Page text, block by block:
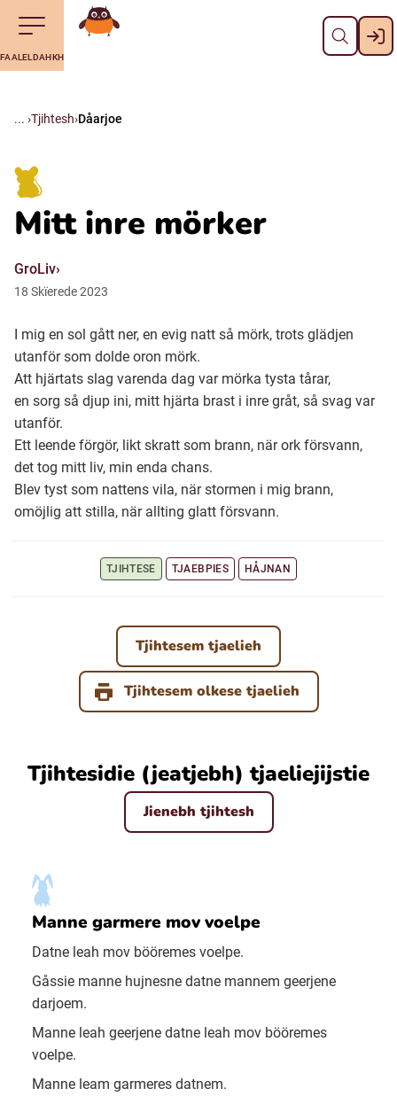
Till navigering av sidans innehåll
Till övergripande innehåll för webbplatsen Dahph
Svenska
Suomi (Finska)
Julevsámegiella (Lulesamiska)
Davvisámegiella (Nordsamiska)
Bidumsámegiella (Pitesamiska)
Ubmejesámiengiälla (Umesamiska)
Kaale (Romska)
Kelderash (Romska)
FAALELDAHKH
Aalkoebealan
Tjihtesh Dåarjoe
Mitt inre mörker
GroLiv
18 Skïerede2023
I mig en sol gått ner, en evig natt så mörk, trots glädjen
utanför som dolde oron mörk.
Att hjärtats slag varenda dag var mörka tysta tårar,
en sorg så djup ini, mitt hjärta brast i inre gråt, så svag var
utanför.
Ett leende förgör, likt skratt som brann, när ork försvann,
det tog mitt liv, min enda chans.
Blev tyst som nattens vila, när stormen i mig brann,
omöjlig att stilla, när allting glatt försvann.
TJIHTESE TJAEBPIES HÅJNAN
Tjihtesem tjaelieh
Tjihtesem olkese tjaelieh
Tjihtesidie (jeatjebh) tjaeliejijstie
Jienebh tjihtesh
Manne garmere mov voelpe
Datne leah mov bööremes voelpe.
Gåssie manne hujnesne datne mannem geerjene
darjoem.
Manne leah geerjene datne leah mov bööremes
voelpe.
Manne leam garmeres datnem.